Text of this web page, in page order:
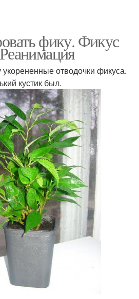
фику. Фикус
отводочки фикуса.
кустик был.